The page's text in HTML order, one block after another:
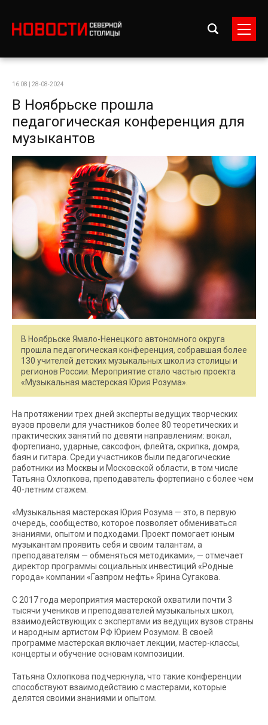
16:08 | 28-08-2024
В Ноябрьске прошла
педагогическая конференция для
музыкантов
В Ноябрьске Ямало-Ненецкого автономного округа
прошла педагогическая конференция, собравшая более
130 учителей детских музыкальных школ из столицы и
регионов России. Мероприятие стало частью проекта
«Музыкальная мастерская Юрия Розума».
На протяжении трех дней эксперты ведущих творческих
вузов провели для участников более 80 теоретических и
практических занятий по девяти направлениям: вокал,
фортепиано, ударные, саксофон, флейта, скрипка, домра,
баян и гитара. Среди участников были педагогические
работники из Москвы и Московской области, в том числе
Татьяна Охлопкова, преподаватель фортепиано с более чем
40-летним стажем.
«Музыкальная мастерская Юрия Розума — это, в первую
очередь, сообщество, которое позволяет обмениваться
знаниями, опытом и подходами. Проект помогает юным
музыкантам проявить себя и своим талантам, а
преподавателям — обменяться методиками», — отмечает
директор программы социальных инвестиций «Родные
города» компании «Газпром нефть» Ярина Сугакова.
С 2017 года мероприятия мастерской охватили почти 3
тысячи учеников и преподавателей музыкальных школ,
взаимодействующих с экспертами из ведущих вузов страны
и народным артистом РФ Юрием Розумом. В своей
программе мастерская включает лекции, мастер-классы,
концерты и обучение основам композиции.
Татьяна Охлопкова подчеркнула, что такие конференции
способствуют взаимодействию с мастерами, которые
делятся своими знаниями и опытом.